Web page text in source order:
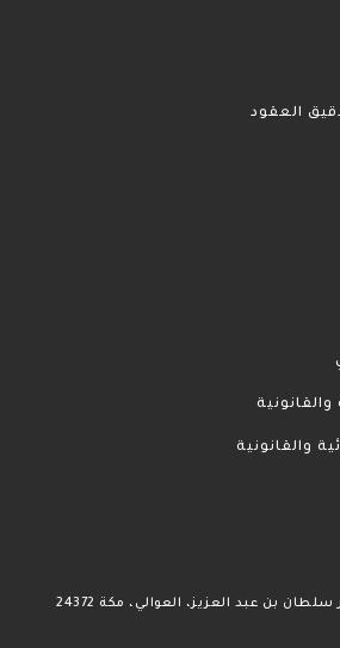
العقود
والقانونية
بن عبد العزيز، العوالي، مكة 24372